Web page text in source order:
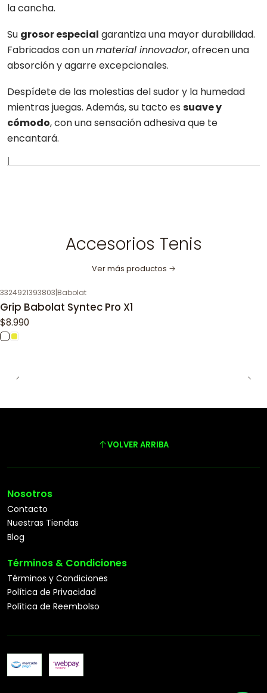
la cancha.
Su grosor especial garantiza una mayor durabilidad.
Fabricados con unmaterial innovador, ofrecen una
absorción y agarre excepcionales.
Despídete de las molestias del sudor y la humedad
mientras juegas. Además, su tacto es suave y
cómodo, con una sensación adhesiva que te
encantará.
|
Accesorios Tenis
Ver más productos
3324921393803|Babolat
Grip Babolat Syntec Pro X1
$8.990
VOLVER ARRIBA
Nosotros
Contacto
Nuestras Tiendas
Blog
Términos & Condiciones
Términos y Condiciones
Política de Privacidad
Política de Reembolso